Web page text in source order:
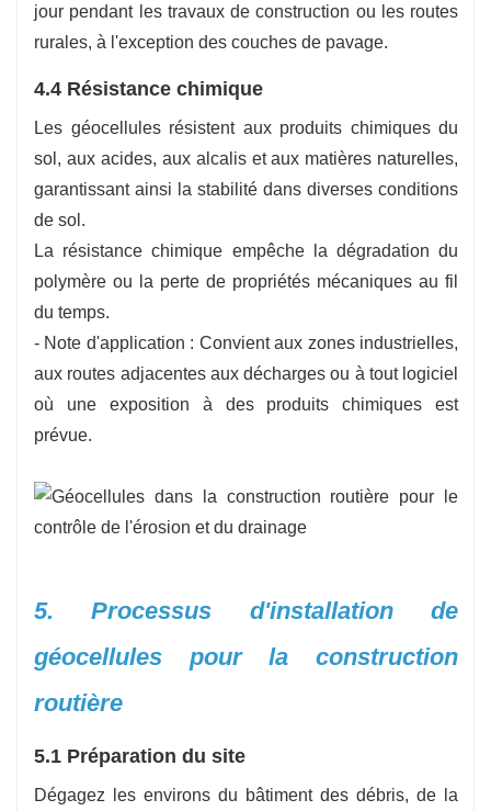
jour pendant les travaux de construction ou les routes
rurales, à l'exception des couches de pavage.
4.4 Résistance chimique
Les géocellules résistent aux produits chimiques du
sol, aux acides, aux alcalis et aux matières naturelles,
garantissant ainsi la stabilité dans diverses conditions
de sol.
La résistance chimique empêche la dégradation du
polymère ou la perte de propriétés mécaniques au fil
du temps.
- Note d'application : Convient aux zones industrielles,
aux routes adjacentes aux décharges ou à tout logiciel
où une exposition à des produits chimiques est
prévue.
5. Processus d'installation de
géocellules pour la construction
routière
5.1 Préparation du site
Dégagez les environs du bâtiment des débris, de la